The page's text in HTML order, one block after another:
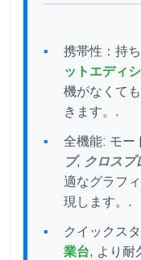
携帯性：持
ットエディ
機がなくて
きます。.
全機能: モー
ブ, クロスプ
適なグラフ
現します。.
クイックス
業台, より耐